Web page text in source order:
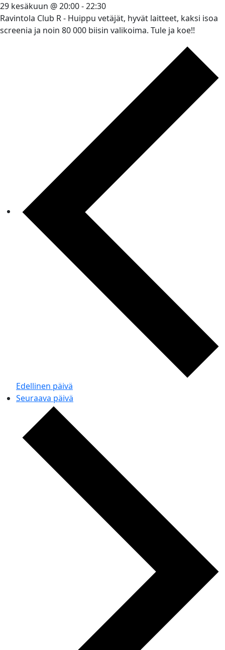
29 kesäkuun @ 20:00-22:30
Ravintola Club R - Huippu vetäjät, hyvät laitteet, kaksi isoa
screenia ja noin 80 000 biisin valikoima. Tule ja koe!!
Edellinen päivä
Seuraava päivä